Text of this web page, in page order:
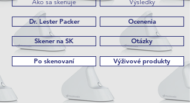
Ako sa skenuje Výsledky
Dr. Lester Packer Ocenenia
Skener na SK Otázky
Po skenovaní Výživové produkty